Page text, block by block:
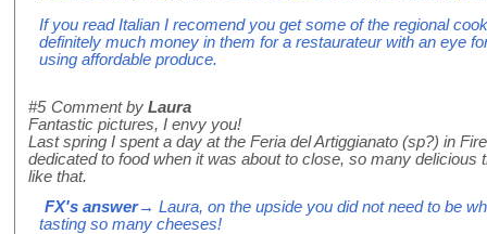
If you read Italian I recomend you get some of the regional
definitely much money in them for a restaurateur with an eye
using affordable produce.
#5 Comment by Laura
Fantastic pictures, I envy you!
Last spring I spent a day at the Feria del Artiggianato (sp?) in
dedicated to food when it was about to close, so many delicious
like that.
FX's answer→ Laura, on the upside you did not need to be
tasting so many cheeses!